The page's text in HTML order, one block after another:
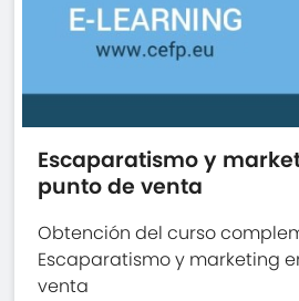
Escaparatismo y
punto de venta
Obtención del curso
Escaparatismo y marketing
venta